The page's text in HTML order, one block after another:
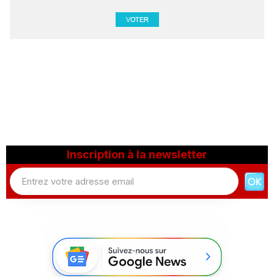
Inscription à la newsletter